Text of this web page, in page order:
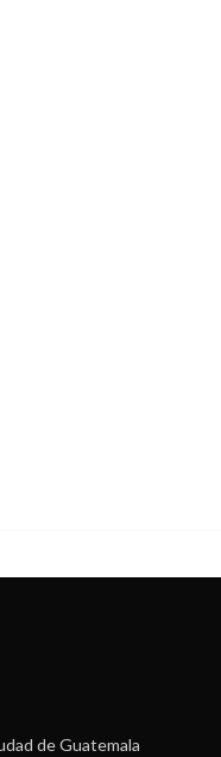
de Guatemala